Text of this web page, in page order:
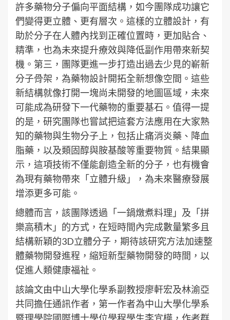
許多藥物分子偏向平面結構，如今團隊成功讓它
們變得更立體、更有層次。這樣的立體設計，有
助於分子在人體內找到正確位置時，更加貼合、
精準，也為未來提升療效與降低副作用帶來新契
機。第三，團隊更進一步打造出過去少見的嶄新
分子骨架，為藥物設計開拓全新想像空間。這些
新結構就像打開一塊尚未開發的地圖區域，未來
可能成為研發下一代藥物的重要基石。值得一提
的是，研究團隊也嘗試把這套方法應用在大家熟
知的藥物與生物分子上，包括止痛消炎藥、降血
脂藥，以及類固醇與胺基酸等重要物質。結果顯
示，這項技術不僅能創造全新的分子，也有機會
為現有藥物帶來「立體升級」，為未來醫療發展
增添更多可能。
總體而言，該團隊透過「一鍋燉煮料理」及「拼
樂高積木」的方式，在短時間內完成數量繁多且
結構新穎的3D立體分子，期待該研究方法加速整
體藥物開發進程，縮短新型藥物開發的時間，以
促進人類健康福祉。
該論文由中山大學化學系副教授廖軒宏及林渝亞
共同擔任通訊作者，第一作者為中山大學化學系
暨理學院國際博士學位學程學生李宜樺，作者群